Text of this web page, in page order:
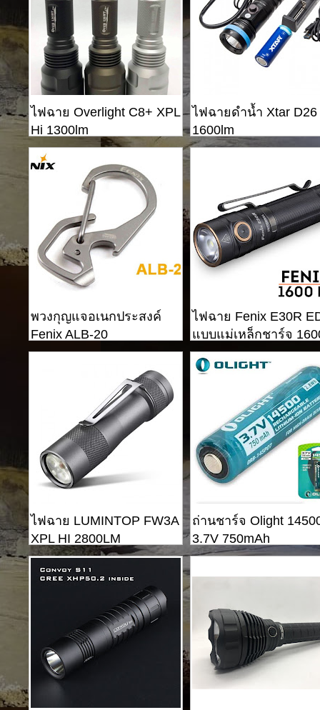
ไฟฉาย Overlight C8+ XPL
Hi 1300lm
ไฟฉายดำน้ำ Xtar D26
1600lm
พวงกุญแจอเนกประสงค์
Fenix ​​ALB-20
ไฟฉาย Fenix ​​E30R
แบบแม่เหล็กชาร์จ
lumens
ไฟฉาย LUMINTOP FW3A
XPL HI 2800LM
ถ่านชาร์จ Olight
3.7V 750mAh
Rechargeable Li-ion
Battery